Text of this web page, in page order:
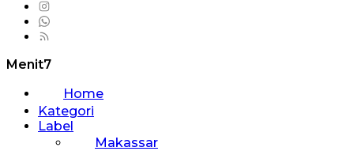
Menit7
Home
Kategori
Label
Makassar